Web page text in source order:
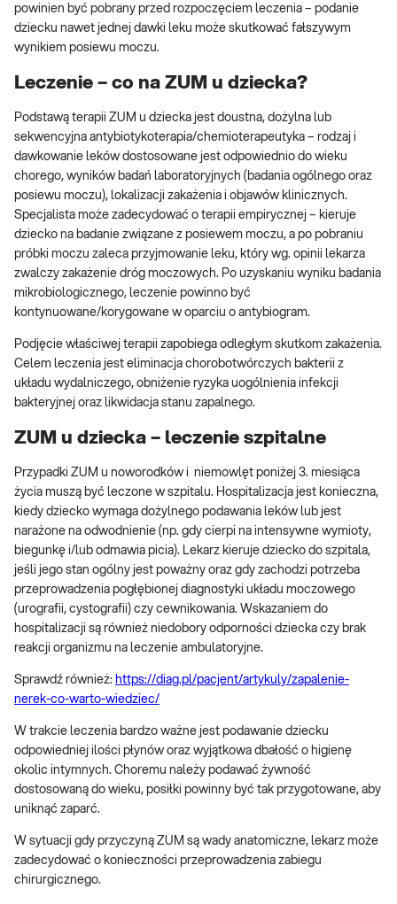
powinien być pobrany przed rozpoczęciem leczenia – podanie
dziecku nawet jednej dawki leku może skutkować fałszywym
wynikiem posiewu moczu.
Leczenie – co na ZUM u dziecka?
Podstawą terapii ZUM u dziecka jest doustna, dożylna lub
sekwencyjna antybiotykoterapia/chemioterapeutyka – rodzaj i
dawkowanie leków dostosowane jest odpowiednio do wieku
chorego, wyników badań laboratoryjnych (badania ogólnego oraz
posiewu moczu), lokalizacji zakażenia i objawów klinicznych.
Specjalista może zadecydować o terapii empirycznej – kieruje
dziecko na badanie związane z posiewem moczu, a po pobraniu
próbki moczu zaleca przyjmowanie leku, który wg. opinii lekarza
zwalczy zakażenie dróg moczowych. Po uzyskaniu wyniku badania
mikrobiologicznego, leczenie powinno być
kontynuowane/korygowane w oparciu o antybiogram.
Podjęcie właściwej terapii zapobiega odległym skutkom zakażenia.
Celem leczenia jest eliminacja chorobotwórczych bakterii z
układu wydalniczego, obniżenie ryzyka uogólnienia infekcji
bakteryjnej oraz likwidacja stanu zapalnego.
ZUM u dziecka – leczenie szpitalne
Przypadki ZUM u noworodków i niemowlęt poniżej 3. miesiąca
życia muszą być leczone w szpitalu. Hospitalizacja jest konieczna,
kiedy dziecko wymaga dożylnego podawania leków lub jest
narażone na odwodnienie (np. gdy cierpi na intensywne wymioty,
biegunkę i/lub odmawia picia). Lekarz kieruje dziecko do szpitala,
jeśli jego stan ogólny jest poważny oraz gdy zachodzi potrzeba
przeprowadzenia pogłębionej diagnostyki układu moczowego
(urografii, cystografii) czy cewnikowania. Wskazaniem do
hospitalizacji są również niedobory odporności dziecka czy brak
reakcji organizmu na leczenie ambulatoryjne.
Sprawdź również: https://diag.pl/pacjent/artykuly/zapalenie-
nerek-co-warto-wiedziec/
W trakcie leczenia bardzo ważne jest podawanie dziecku
odpowiedniej ilości płynów oraz wyjątkowa dbałość o higienę
okolic intymnych. Choremu należy podawać żywność
dostosowaną do wieku, posiłki powinny być tak przygotowane, aby
uniknąć zaparć.
W sytuacji gdy przyczyną ZUM są wady anatomiczne, lekarz może
zadecydować o konieczności przeprowadzenia zabiegu
chirurgicznego.